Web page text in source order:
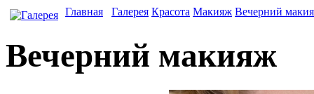
Главная Галерея Красота Макияж Вечерний
Вечерний макияж